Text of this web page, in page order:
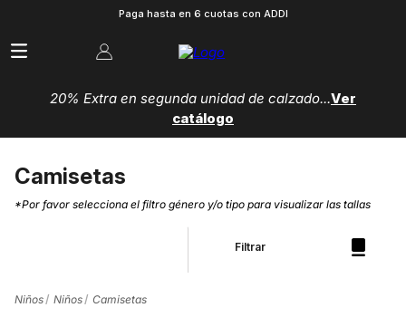
Paga hasta en 6 cuotas con ADDI
20% Extra en segunda unidad de calzado...Ver
catálogo
Camisetas
*Por favor selecciona el filtro género y/o tipo para visualizar las tallas
Filtrar
Niños Niños
Camisetas